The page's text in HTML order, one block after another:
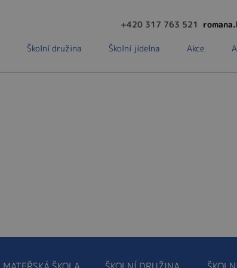
+420 317 763 521
Školní družina Školní jídelna Akce